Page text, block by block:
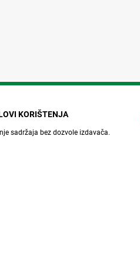
KORIŠTENJA
sadržaja bez dozvole izdavača.